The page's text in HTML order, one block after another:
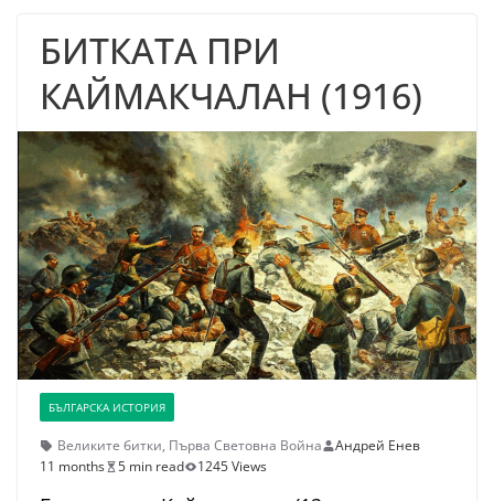
БИТКАТА ПРИ
КАЙМАКЧАЛАН (1916)
БЪЛГАРСКА ИСТОРИЯ
Великите битки, Първа Световна Война
Андрей Енев
11 months
5 min read 1245 Views